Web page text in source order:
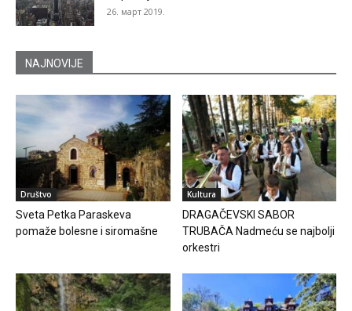
26. март 2019.
NAJNOVIJE
Društvo
Sveta Petka Paraskeva
pomaže bolesne i siromašne
Kultura
DRAGAČEVSKI SABOR
TRUBAČA Nadmeću se najbolji
orkestri